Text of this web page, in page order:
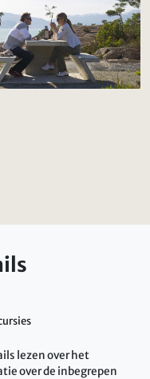
lezen over het
over de inbegrepen